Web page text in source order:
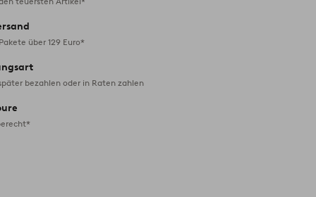
über 129 Euro*
bezahlen oder in Raten zahlen